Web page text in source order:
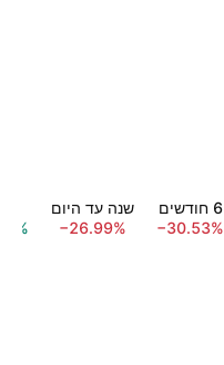
‎6‎ חודשים
−30.53%
שנה עד היום
−26.99%